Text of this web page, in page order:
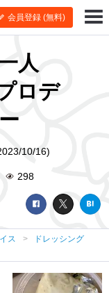
会員登録 (無料)
人
ロデ
298
10/16)
ス
ドレッシング